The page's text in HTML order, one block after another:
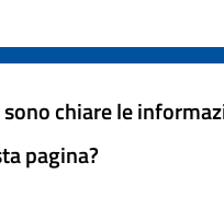
chiare le
pagina?